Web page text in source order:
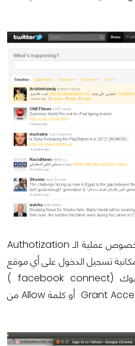
الآن اصبحت لدينا الرؤيه واضحة بخصوص عملية الـ Authotization
تسجيل الدخول على أي موقع
مثلا باستخدام حساب الفيس بوك (facebook connect )
الخاص بك بمجرد الضعط على Grant Access أو كلمة Allow من